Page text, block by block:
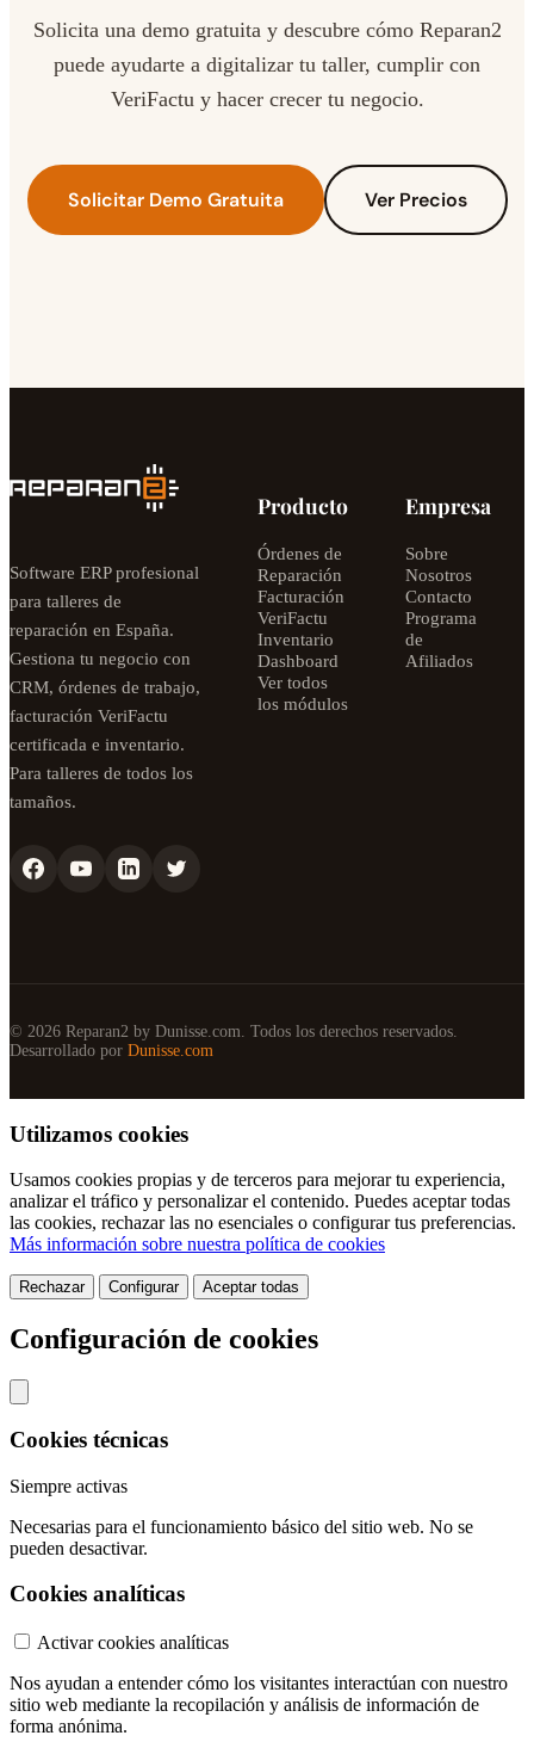
Solicita una demo gratuita y descubre cómo Reparan2
puede ayudarte a digitalizar tu taller, cumplir con
VeriFactu y hacer crecer tu negocio.
Solicitar Demo Gratuita Ver Precios
Software ERP profesional
para talleres de
reparación en España.
Gestiona tu negocio con
CRM, órdenes de trabajo,
facturación VeriFactu
certificada e inventario.
Para talleres de todos los
tamaños.
Producto
Órdenes de
Reparación
Facturación
VeriFactu
Inventario
Dashboard
Ver todos
los módulos
Empresa
Sobre
Nosotros
Contacto
Programa
de
Afiliados
© 2026 Reparan2 by Dunisse.com. Todos los derechos reservados.
Desarrollado por Dunisse.com
Utilizamos cookies
Usamos cookies propias y de terceros para mejorar tu experiencia,
analizar el tráfico y personalizar el contenido. Puedes aceptar todas
las cookies, rechazar las no esenciales o configurar tus preferencias.
Más información sobre nuestra política de cookies
Rechazar Configurar Aceptar todas
Configuración de cookies
Cookies técnicas
Siempre activas
Necesarias para el funcionamiento básico del sitio web. No se
pueden desactivar.
Cookies analíticas
Activar cookies analíticas
Nos ayudan a entender cómo los visitantes interactúan con nuestro
sitio web mediante la recopilación y análisis de información de
forma anónima.